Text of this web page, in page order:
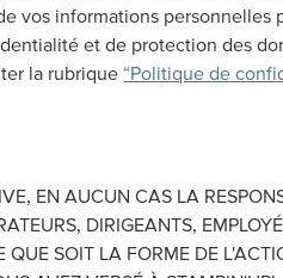
vos informations personnelles
et de protection des
la rubrique “Politique de
EN AUCUN CAS LA
DIRIGEANTS,
QUE SOIT LA FORME DE